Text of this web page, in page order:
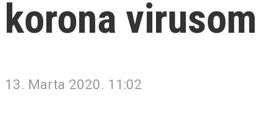
korona virusom
13. Marta 2020. 11:02